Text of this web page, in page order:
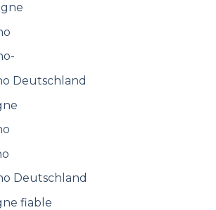
Deutschland
Deutschland
fiable